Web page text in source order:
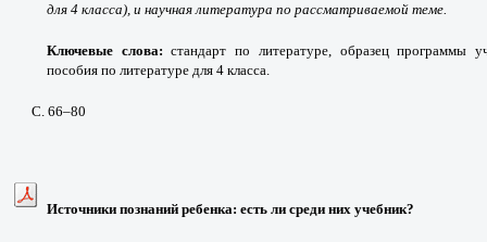
для 4 класса), и научная литература по рассматриваемой теме.
Ключевые слова: стандарт по литературе, образец программы
пособия по литературе для 4 класса.
С. 66–80
Источники познаний ребенка: есть ли среди них учебник?